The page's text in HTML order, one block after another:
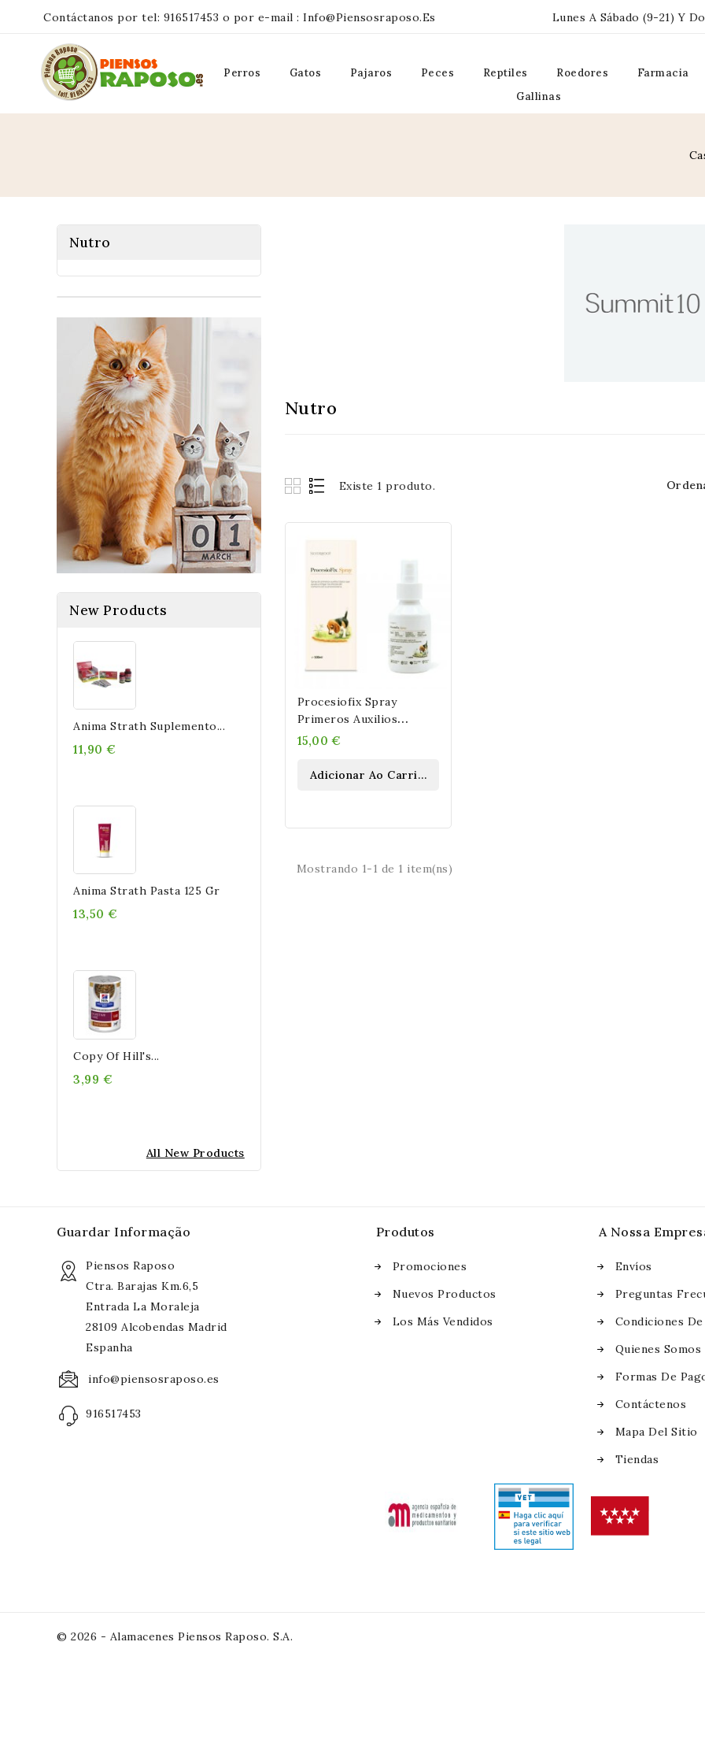
Contáctanos por tel: 916517453 o por e-mail : Info@piensosraposo.es Lunes A Sábado (9-21) Y
Perros Gatos Pajaros Peces Reptiles Roedores
Farmacia
Gallinas
Nutro
New Products
Anima Strath Suplemento...
11,90 €
Anima Strath Pasta 125 Gr
13,50 €
Copy Of Hill's...
3,99 €
All New Products
Nutro
Existe 1 produto.
Procesiofix Spray
Primeros Auxilios
Contra Procesionaria En
15,00 €
Adicionar Ao Carrinho
Mostrando 1-1 de 1 item(ns)
Guardar Informação
Piensos Raposo
Ctra. Barajas Km.6,5
Entrada La Moraleja
28109 Alcobendas Madrid
Espanha
info@piensosraposo.es
916517453
Produtos
Promociones
Nuevos Productos
Los Más Vendidos
A Nossa
Envíos
Preguntas
Condiciones
Quienes Somos
Formas De
Contáctenos
Mapa Del Sitio
Tiendas
© 2026 - Alamacenes Piensos Raposo. S.A.